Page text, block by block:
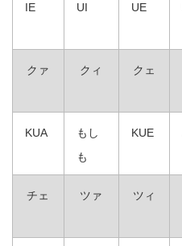
IE UI UE
クァ クィ クェ
KUA
もし
も
KUE
チェ ツァ ツィ